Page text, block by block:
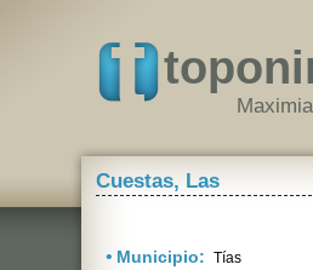
Cuestas, Las
• Municipio: Tías